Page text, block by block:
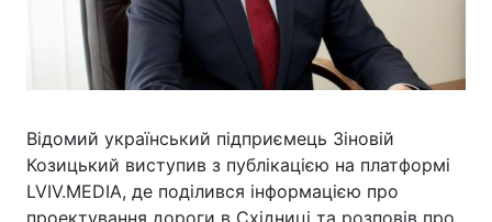
Відомий український підприємець Зіновій
Козицький виступив з публікацією на платформі
LVIV.MEDIA, де поділився інформацією про
проектування дороги в Східниці та розповів про